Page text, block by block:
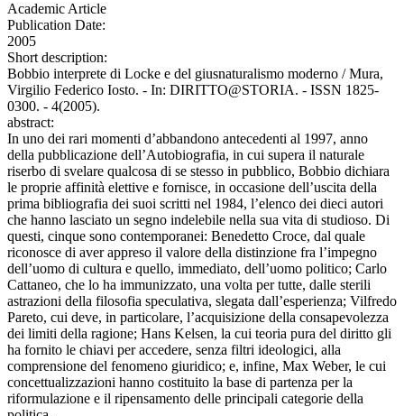
Academic Article
Publication Date:
2005
Short description:
Bobbio interprete di Locke e del giusnaturalismo moderno / Mura,
Virgilio Federico Iosto. - In: DIRITTO@STORIA. - ISSN 1825-
0300. - 4(2005).
abstract:
In uno dei rari momenti d’abbandono antecedenti al 1997, anno
della pubblicazione dell’Autobiografia, in cui supera il naturale
riserbo di svelare qualcosa di se stesso in pubblico, Bobbio dichiara
le proprie affinità elettive e fornisce, in occasione dell’uscita della
prima bibliografia dei suoi scritti nel 1984, l’elenco dei dieci autori
che hanno lasciato un segno indelebile nella sua vita di studioso. Di
questi, cinque sono contemporanei: Benedetto Croce, dal quale
riconosce di aver appreso il valore della distinzione fra l’impegno
dell’uomo di cultura e quello, immediato, dell’uomo politico; Carlo
Cattaneo, che lo ha immunizzato, una volta per tutte, dalle sterili
astrazioni della filosofia speculativa, slegata dall’esperienza; Vilfredo
Pareto, cui deve, in particolare, l’acquisizione della consapevolezza
dei limiti della ragione; Hans Kelsen, la cui teoria pura del diritto gli
ha fornito le chiavi per accedere, senza filtri ideologici, alla
comprensione del fenomeno giuridico; e, infine, Max Weber, le cui
concettualizzazioni hanno costituito la base di partenza per la
riformulazione e il ripensamento delle principali categorie della